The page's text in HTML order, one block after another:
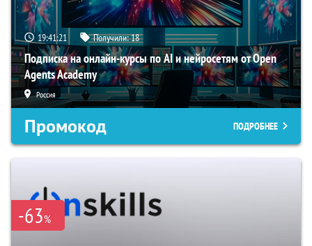
19:41:20 Получили:18
Подписка на онлайн-курсы по AI и нейросетям от Open
Agents Academy
Россия
Промокод ПОДРОБНЕЕ
-63%